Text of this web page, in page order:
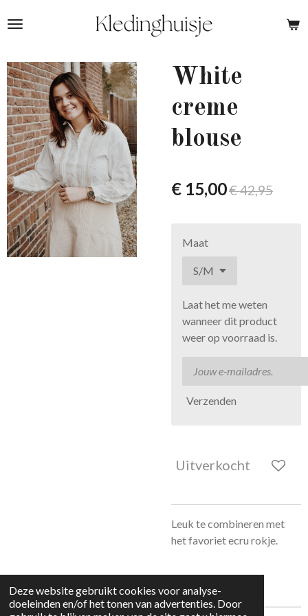
Deze website gebruikt cookies voor analyse-
doeleinden en/of het tonen van advertenties. Door
direct
de
hoofdinhoud
White
creme
blouse
€ 15,00€ 42,95
Maat
Laat het me weten
wanneer dit product
weer op voorraad is.
Verzenden
Uitverkocht
Leuk te combineren met
het favoriet ecru rokje.